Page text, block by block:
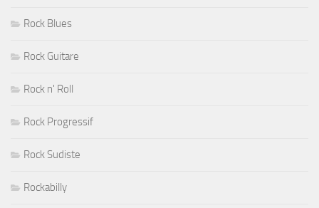
Rock Blues
Rock Guitare
Rock n' Roll
Rock Progressif
Rock Sudiste
Rockabilly